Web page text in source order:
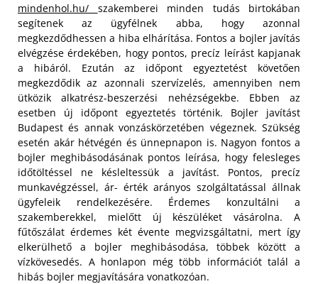
mindenhol.hu/ szakemberei minden tudás birtokában
segítenek az ügyfélnek abba, hogy azonnal
megkezdődhessen a hiba elhárítása. Fontos a bojler javítás
elvégzése érdekében, hogy pontos, precíz leírást kapjanak
a hibáról. Ezután az időpont egyeztetést követően
megkezdődik az azonnali szervízelés, amennyiben nem
ütközik alkatrész-beszerzési nehézségekbe. Ebben az
esetben új időpont egyeztetés történik. Bojler javítást
Budapest és annak vonzáskörzetében végeznek. Szükség
esetén akár hétvégén és ünnepnapon is. Nagyon fontos a
bojler meghibásodásának pontos leírása, hogy felesleges
időtöltéssel ne késleltessük a javítást. Pontos, precíz
munkavégzéssel, ár- érték arányos szolgáltatással állnak
ügyfeleik rendelkezésére. Érdemes konzultálni a
szakemberekkel, mielőtt új készüléket vásárolna. A
fűtőszálat érdemes két évente megvizsgáltatni, mert így
elkerülhető a bojler meghibásodása, többek között a
vízkövesedés. A honlapon még több információt talál a
hibás bojler megjavítására vonatkozóan.